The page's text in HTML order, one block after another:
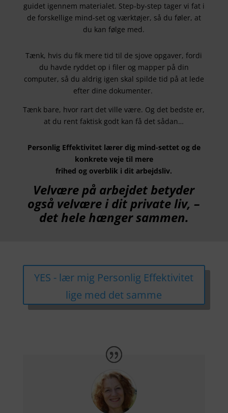
guidet igennem materialet. Step-by-step tager vi fat i
de forskellige mind-set og værktøjer, så du føler, at
du kan følge med.
Tænk, hvis du fik mere tid til de sjove opgaver, fordi
du havde ryddet op i filer og mapper på din
computer, så du aldrig igen skal spilde tid på at lede
efter dine dokumenter.
Tænk bare, hvor rart det ville være. Og det bedste er,
at du rent faktisk godt kan få det sådan…
Personlig Effektivitet lærer dig mind-settet og de
konkrete veje til mere
frihed og overblik i dit arbejdsliv.
Velvære på arbejdet betyder
også velvære i dit private liv, –
det hele hænger sammen.
YES - lær mig Personlig Effektivitet
lige med det samme